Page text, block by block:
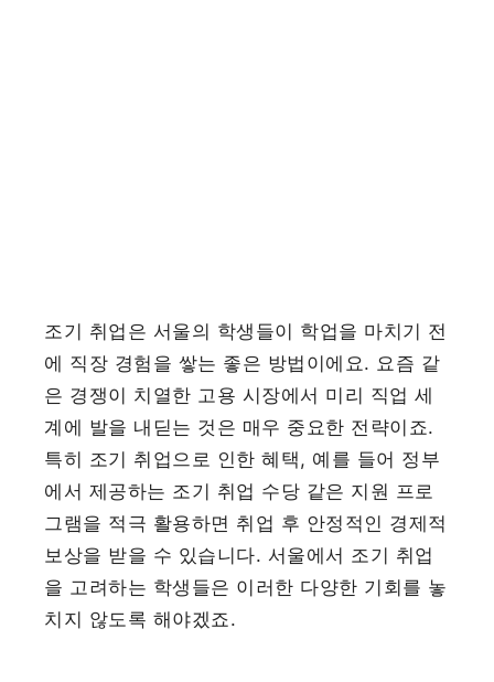
조기 취업은 서울의 학생들이 학업을 마치기 전
에 직장 경험을 쌓는 좋은 방법이에요. 요즘 같
은 경쟁이 치열한 고용 시장에서 미리 직업 세
계에 발을 내딛는 것은 매우 중요한 전략이죠.
특히 조기 취업으로 인한 혜택, 예를 들어 정부
에서 제공하는 조기 취업 수당 같은 지원 프로
그램을 적극 활용하면 취업 후 안정적인 경제적
보상을 받을 수 있습니다. 서울에서 조기 취업
을 고려하는 학생들은 이러한 다양한 기회를 놓
치지 않도록 해야겠죠.